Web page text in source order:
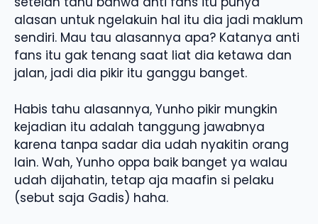
alasan untuk ngelakuin hal itu dia jadi maklum
sendiri. Mau tau alasannya apa? Katanya anti
fans itu gak tenang saat liat dia ketawa dan
jalan, jadi dia pikir itu ganggu banget.
Habis tahu alasannya, Yunho pikir mungkin
kejadian itu adalah tanggung jawabnya
karena tanpa sadar dia udah nyakitin orang
lain. Wah, Yunho oppa baik banget ya walau
udah dijahatin, tetap aja maafin si pelaku
(sebut saja Gadis) haha.